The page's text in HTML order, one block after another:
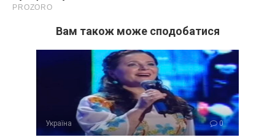
Вам також може сподобатися
Україна 0